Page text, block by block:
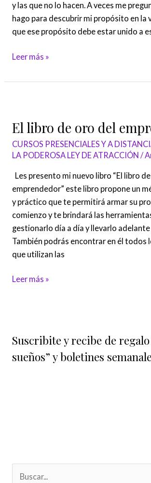
y las que no lo hacen. A veces me
hago para descubrir mi propósito en la
que ese propósito debe estar unido a
Leer más »
El libro de oro del
CURSOS PRESENCIALES Y A
LA PODEROSA LEY DE ATRACCIÓN /
Les presento mi nuevo libro “El libro
emprendedor” este libro propone un
y práctico que te permitirá armar su
comienzo y te brindará las
gestionarlo día a día y llevarlo
También podrás encontrar en él todos
que utilizan las
de
oro
del
Leer más »
Suscribite y recibe de
sueños” y boletines